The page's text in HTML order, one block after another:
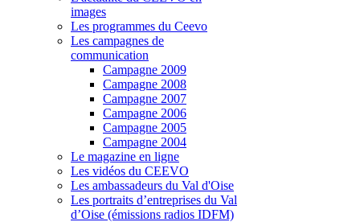
images
Les programmes du Ceevo
Les campagnes de
communication
Campagne 2009
Campagne 2008
Campagne 2007
Campagne 2006
Campagne 2005
Campagne 2004
Le magazine en ligne
Les vidéos du CEEVO
Les ambassadeurs du Val d'Oise
Les portraits d’entreprises du Val
d’Oise (émissions radios IDFM)